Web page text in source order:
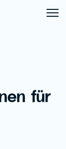
für